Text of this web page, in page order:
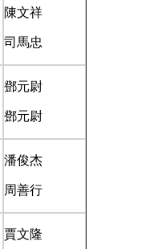
陳文祥
司馬忠
鄧元尉
鄧元尉
潘俊杰
周善行
賈文隆